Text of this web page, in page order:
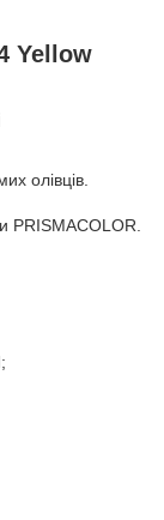
Yellow
олівців.
PRISMACOLOR.